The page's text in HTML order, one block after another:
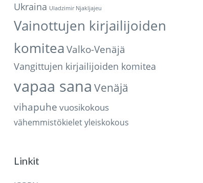
Ukraina Uladzimir Njakljajeu
Vainottujen kirjailijoiden
komitea Valko-Venäjä
Vangittujen kirjailijoiden komitea
vapaa sana Venäjä
vihapuhe vuosikokous
vähemmistökieletyleiskokous
Linkit